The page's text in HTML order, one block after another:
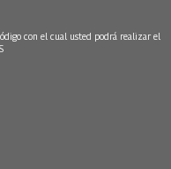
con el cual usted podrá realizar el